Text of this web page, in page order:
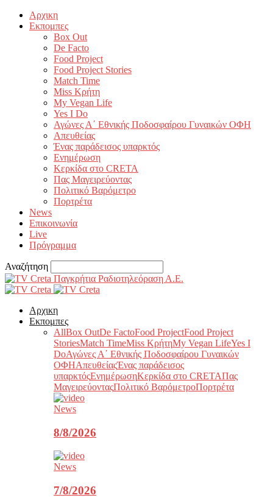
Αρχικη
Εκπομπες
Box Out
De Facto
Food Project
Food Project Stories
Match Time
Miss Κρήτη
My Vegan Life
Yes I Do
Αγώνες Α΄ Εθνικής Ποδοσφαίρου Γυναικών ΟΦΗ
Απευθείας
Ένας παράδεισος υπαρκτός
Ενημέρωση
Κερκίδα στο CRETA
Πας Μαγειρεύοντας
Πολιτικό Βαρόμετρο
Πορτρέτα
News
Επικοινωνία
Live
Πρόγραμμα
Αναζήτηση
Παγκρήτια Ραδιοτηλεόραση Α.Ε.
Αρχικη
Εκπομπες
AllBox OutDe FactoFood ProjectFood Project
StoriesMatch TimeMiss ΚρήτηMy Vegan LifeYes I
DoΑγώνες Α΄ Εθνικής Ποδοσφαίρου Γυναικών
ΟΦΗΑπευθείαςΈνας παράδεισος
υπαρκτόςΕνημέρωσηΚερκίδα στο CRETAΠας
ΜαγειρεύονταςΠολιτικό ΒαρόμετροΠορτρέτα
News
8/8/2026
News
7/8/2026